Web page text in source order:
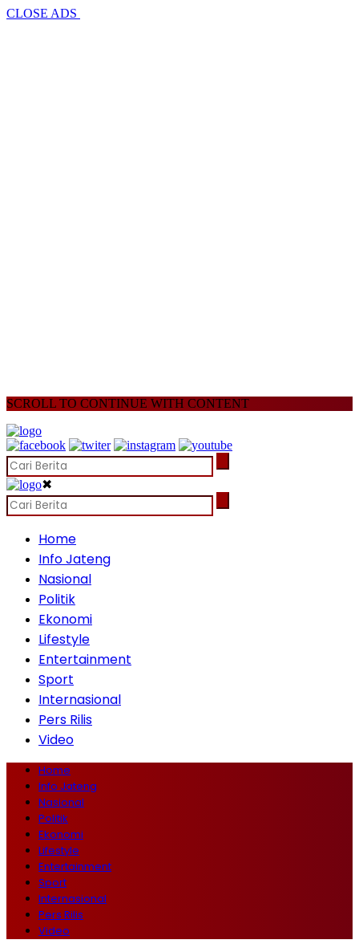
CLOSE ADS
SCROLL TO CONTINUE WITH CONTENT
✖
Home
Info Jateng
Nasional
Politik
Ekonomi
Lifestyle
Entertainment
Sport
Internasional
Pers Rilis
Video
Home
Info Jateng
Nasional
Politik
Ekonomi
Lifestyle
Entertainment
Sport
Internasional
Pers Rilis
Video